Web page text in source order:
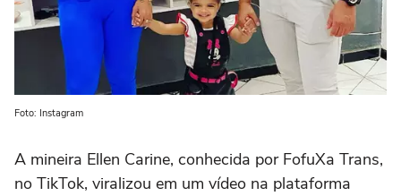
Foto: Instagram
A mineira Ellen Carine, conhecida por FofuXa Trans,
no TikTok, viralizou em um vídeo na plataforma